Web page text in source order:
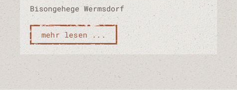
Bisongehege Wermsdorf
mehr lesen ...